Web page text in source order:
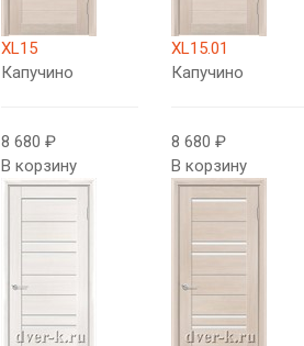
XL15
Капучино
8 680 ₽
В корзину
XL15.01
Капучино
8 680 ₽
В корзину